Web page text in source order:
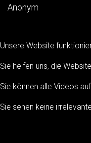
Anonym
Unsere Website
Sie helfen uns, die
Sie können alle Videos
Sie sehen keine